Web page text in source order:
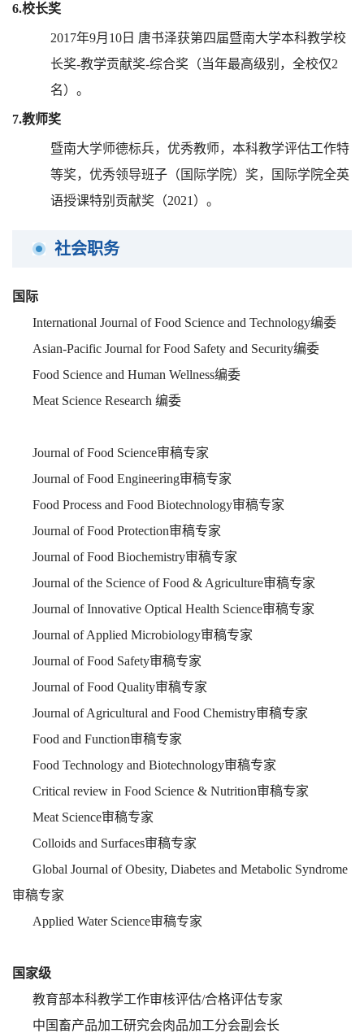
6.校长奖
2017年9月 10 日 唐书泽获第四届暨南大学本科教学校
长奖-教学贡献奖-综合奖（当年最高级别，全校仅2
名）。
7.教师奖
暨南大学师德标兵，优秀教师，本科教学评估工作特
等奖，优秀领导班子（国际学院）奖，国际学院全英
语授课特别贡献奖（2021 ）。
社会职务
国际
International Journal of Food Science and Technology编委
Asian-Pacific Journal for Food Safety and Security编委
Food Science and Human Wellness编委
Meat Science Research 编委
Journal of Food Science审稿专家
Journal of Food Engineering审稿专家
Food Process and Food Biotechnology审稿专家
Journal of Food Protection审稿专家
Journal of Food Biochemistry审稿专家
Journal of the Science of Food & Agriculture审稿专家
Journal of Innovative Optical Health Science审稿专家
Journal of Applied Microbiology审稿专家
Journal of Food Safety审稿专家
Journal of Food Quality审稿专家
Journal of Agricultural and Food Chemistry审稿专家
Food and Function审稿专家
Food Technology and Biotechnology审稿专家
Critical review in Food Science & Nutrition审稿专家
Meat Science审稿专家
Colloids and Surfaces审稿专家
Global Journal of Obesity, Diabetes and Metabolic Syndrome
审稿专家
Applied Water Science审稿专家
国家级
教育部本科教学工作审核评估/合格评估专家
中国畜产品加工研究会肉品加工分会副会长